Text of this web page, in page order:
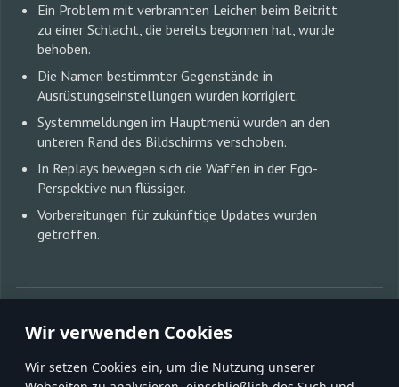
Wir verwenden Cookies
Wir setzen Cookies ein, um die Nutzung unserer
Ein Problem mit verbrannten Leichen beim Beitritt
zu einer Schlacht, die bereits begonnen hat, wurde
behoben.
Die Namen bestimmter Gegenstände in
Ausrüstungseinstellungen wurden korrigiert.
Systemmeldungen im Hauptmenü wurden an den
unteren Rand des Bildschirms verschoben.
In Replays bewegen sich die Waffen in der Ego-
Perspektive nun flüssiger.
Vorbereitungen für zukünftige Updates wurden
getroffen.